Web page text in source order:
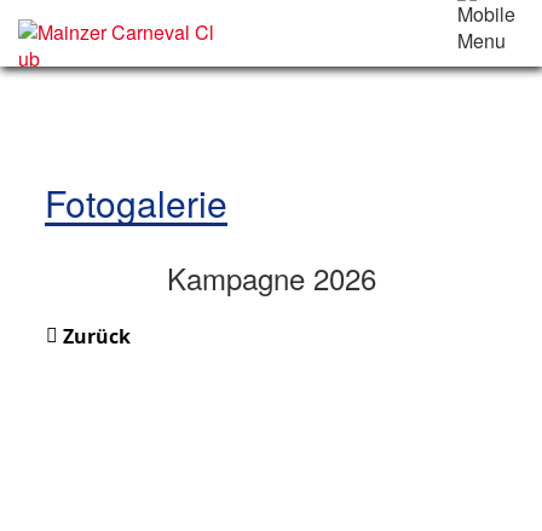
Fotogalerie
Kampagne 2026
Zurück